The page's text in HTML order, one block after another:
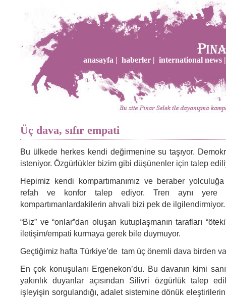
anasayfa | haberler | international news |
Üç dava, sıfır empati
Bu ülkede herkes kendi değirmenine su taşıyor.
isteniyor. Özgürlükler bizim gibi düşünenler için talep
Hepimiz kendi kompartımanımız ve beraber yolculuğa
refah ve konfor talep ediyor. Tren aynı yere
kompartımanlardakilerin ahvali bizi pek de ilgilendirmiyor.
“Biz” ve “onlar”dan oluşan kutuplaşmanın tarafları
iletişim/empati kurmaya gerek bile duymuyor.
Geçtiğimiz hafta Türkiye’de tam üç önemli dava birden
En çok konuşulanı Ergenekon’du. Bu davanın kimi
yakınlık duyanlar açısından Silivri özgürlük talep
işleyişin sorgulandığı, adalet sistemine dönük eleştirilerin